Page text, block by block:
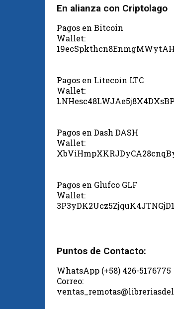
En alianza con Criptolago
Pagos en Bitcoin
Wallet:
Pagos en Litecoin LTC
Wallet:
Pagos en Dash DASH
Wallet:
Pagos en Glufco GLF
Wallet:
Puntos de Contacto:
WhatsApp (+58) 426-5176775
Correo: